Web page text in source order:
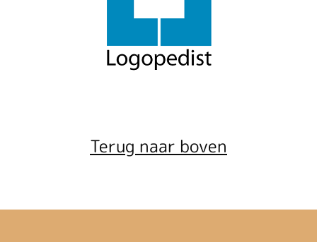
Terug naar boven